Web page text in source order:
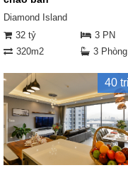
Diamond Island
32 tỷ
3 PN
320m2
3 Phòng
40